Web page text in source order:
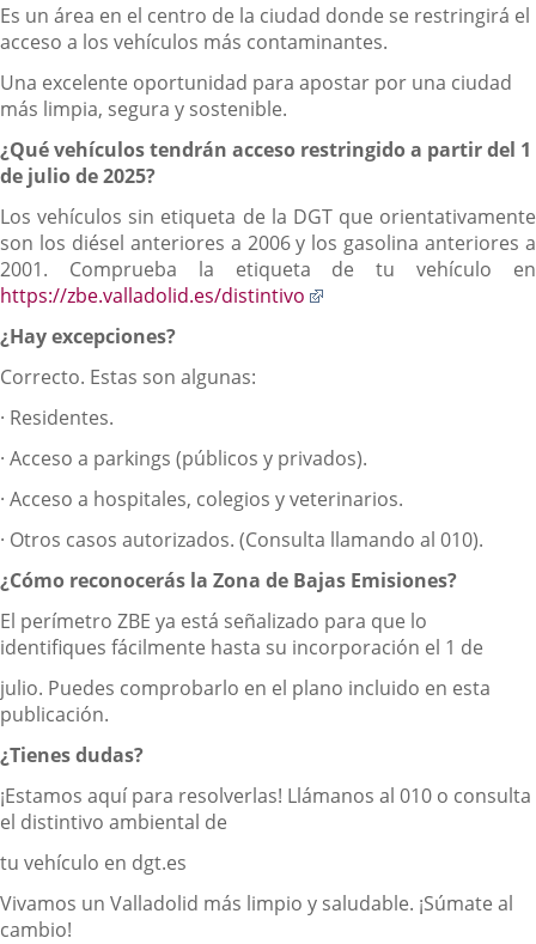
Es un área en el centro de la ciudad donde se restringirá el
acceso a los vehículos más contaminantes.
Una excelente oportunidad para apostar por una ciudad
más limpia, segura y sostenible.
¿Qué vehículos tendrán acceso restringido a partir del 1
de julio de 2025?
Los vehículos sin etiqueta de la DGT que orientativamente
son los diésel anteriores a 2006 y los gasolina anteriores a
2001. Comprueba la etiqueta de tu vehículo en
https://zbe.valladolid.es/distintivo
¿Hay excepciones?
Correcto. Estas son algunas:
· Residentes.
· Acceso a parkings (públicos y privados).
· Acceso a hospitales, colegios y veterinarios.
· Otros casos autorizados. (Consulta llamando al 010).
¿Cómo reconocerás la Zona de Bajas Emisiones?
El perímetro ZBE ya está señalizado para que lo
identifiques fácilmente hasta su incorporación el 1 de
julio. Puedes comprobarlo en el plano incluido en esta
publicación.
¿Tienes dudas?
¡Estamos aquí para resolverlas! Llámanos al 010 o consulta
el distintivo ambiental de
tu vehículo en dgt.es
Vivamos un Valladolid más limpio y saludable. ¡Súmate al
cambio!